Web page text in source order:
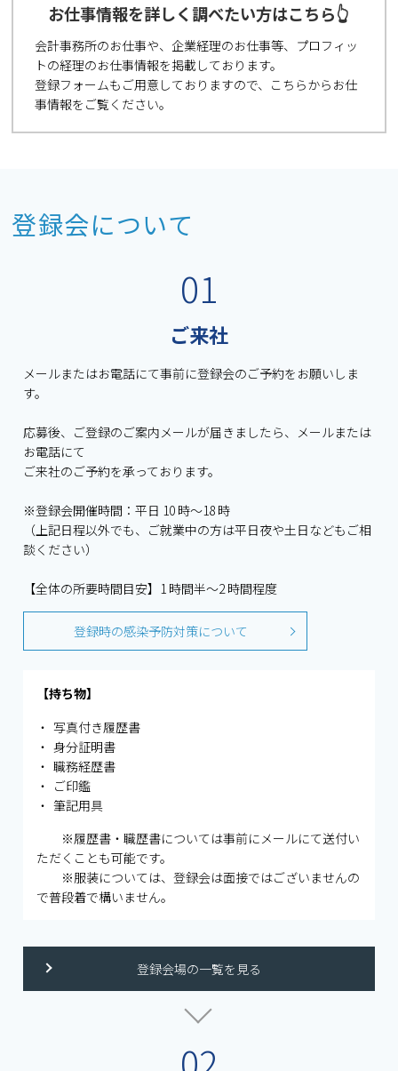
お仕事情報を詳しく調べたい方はこちら👆
会計事務所のお仕事や、企業経理のお仕事等、プロフィッ
トの経理のお仕事情報を掲載しております。
登録フォームもご用意しておりますので、こちらからお仕
事情報をご覧ください。
登録会について
01
ご来社
メールまたはお電話にて事前に登録会のご予約をお願いしま
す。
応募後、ご登録のご案内メールが届きましたら、メールまたは
お電話にて
ご来社のご予約を承っております。
※登録会開催時間：平⽇ 10 時〜18 時
（上記⽇程以外でも、ご就業中の⽅は平⽇夜や⼟⽇などもご相
談ください）
【全体の所要時間⽬安】1 時間半〜2 時間程度
登録時の感染予防対策について
【持ち物】
写真付き履歴書
⾝分証明書
職務経歴書
ご印鑑
筆記⽤具
※履歴書・職歴書については事前にメールにて送付い
ただくことも可能です。
※服装については、登録会は⾯接ではございませんの
で普段着で構いません。
登録会場の一覧を見る